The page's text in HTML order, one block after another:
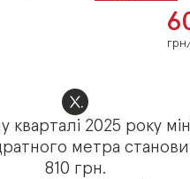
кварталі 2025 року
метра
810 грн.